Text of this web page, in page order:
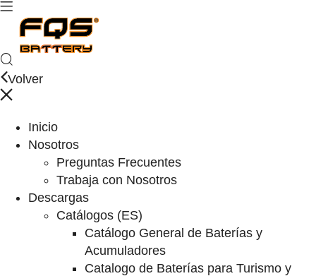
Volver
Inicio
Nosotros
Preguntas Frecuentes
Trabaja con Nosotros
Descargas
Catálogos (ES)
Catálogo General de Baterías y
Acumuladores
Catalogo de Baterías para Turismo y